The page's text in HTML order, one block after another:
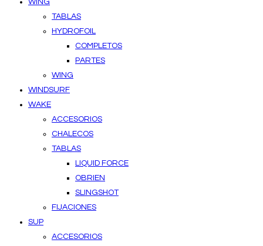
WING
TABLAS
HYDROFOIL
COMPLETOS
PARTES
WING
WINDSURF
WAKE
ACCESORIOS
CHALECOS
TABLAS
LIQUID FORCE
OBRIEN
SLINGSHOT
FIJACIONES
SUP
ACCESORIOS